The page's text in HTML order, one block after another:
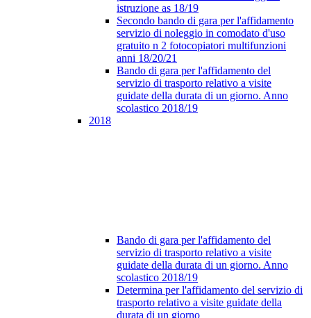
istruzione as 18/19
Secondo bando di gara per l'affidamento
servizio di noleggio in comodato d'uso
gratuito n 2 fotocopiatori multifunzioni
anni 18/20/21
Bando di gara per l'affidamento del
servizio di trasporto relativo a visite
guidate della durata di un giorno. Anno
scolastico 2018/19
2018
Bando di gara per l'affidamento del
servizio di trasporto relativo a visite
guidate della durata di un giorno. Anno
scolastico 2018/19
Determina per l'affidamento del servizio di
trasporto relativo a visite guidate della
durata di un giorno